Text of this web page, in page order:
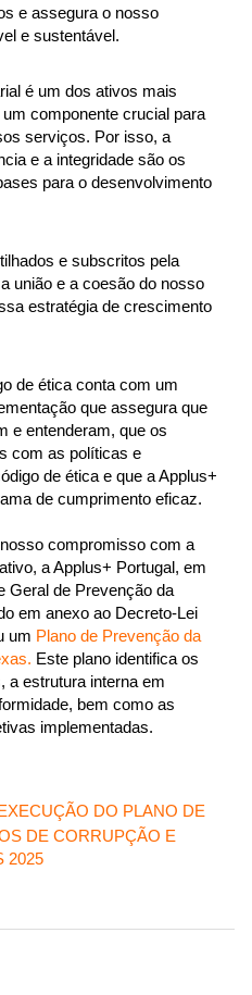
e assegura o nosso
e sustentável.
é um dos ativos mais
componente crucial para
serviços. Por isso, a
e a integridade são os
para o desenvolvimento
e subscritos pela
união e a coesão do nosso
estratégia de crescimento
de ética conta com um
que assegura que
e entenderam, que os
com as políticas e
de ética e que a Applus+
de cumprimento eficaz.
compromisso com a
a Applus+ Portugal, em
Geral de Prevenção da
em anexo ao Decreto-Lei
um Plano de Prevenção da
Este plano identifica os
a estrutura interna em
bem como as
implementadas.
DO PLANO DE
DE CORRUPÇÃO E
2025